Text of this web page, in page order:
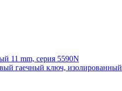
11 mm, серия 5590N
гаечный ключ, изолированный